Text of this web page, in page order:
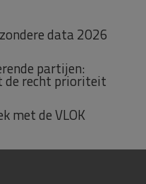
data 2026
partijen:
de recht prioriteit
met de VLOK